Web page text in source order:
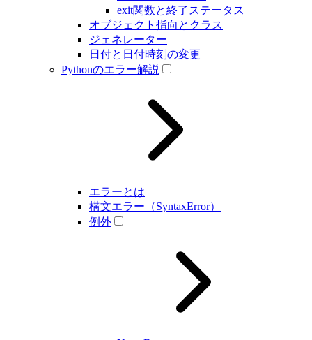
exit関数と終了ステータス
オブジェクト指向とクラス
ジェネレーター
日付と日付時刻の変更
Pythonのエラー解説
エラーとは
構文エラー（SyntaxError）
例外